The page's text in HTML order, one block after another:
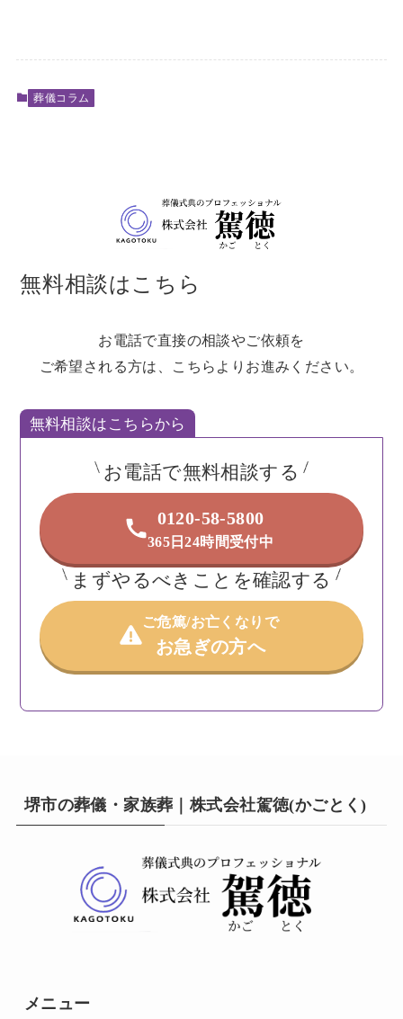
葬儀コラム
無料相談はこちら
お電話で直接の相談やご依頼を
ご希望される方は、こちらよりお進みください。
無料相談はこちらから
お電話で無料相談する
0120-58-5800
365日24時間受付中
まずやるべきことを確認する
ご危篤/お亡くなりで
お急ぎの方へ
堺市の葬儀・家族葬｜株式会社駕徳(かごとく)
メニュー